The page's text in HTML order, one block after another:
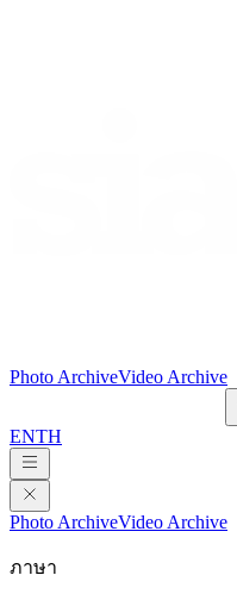
Photo ArchiveVideo Archive
ENTH
Photo ArchiveVideo Archive
ภาษา